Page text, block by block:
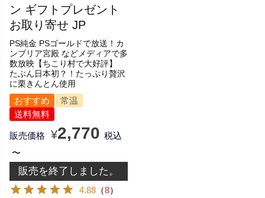
PS純金 PSゴールドで放送！カ
ンブリア宮殿 などメディアで多
数放映【ちこり村で大好評】
たぶん日本初？！たっぷり贅沢
に栗きんとん使用
ン ギフトプレゼント
お取り寄せ JP
おすすめ
常温
送料無料
販売価格 ¥2,770 税込
〜
販売を終了しました。
4.88 （8）